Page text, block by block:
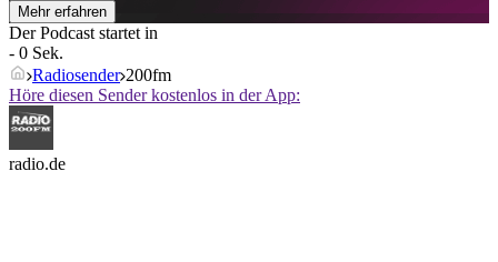
Mehr erfahren
Der Podcast startet in
- 0 Sek.
Radiosender 200fm
Höre diesen Sender kostenlos in der App:
radio.de